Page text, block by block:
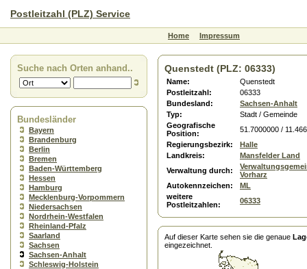
Postleitzahl (PLZ) Service
Home Impressum
Suche nach Orten anhand..
Bundesländer
Bayern
Brandenburg
Berlin
Bremen
Baden-Württemberg
Hessen
Hamburg
Mecklenburg-Vorpommern
Niedersachsen
Nordrhein-Westfalen
Rheinland-Pfalz
Saarland
Sachsen
Sachsen-Anhalt
Schleswig-Holstein
Quenstedt (PLZ: 06333)
Name:
Quenstedt
Postleitzahl:
06333
Bundesland:
Sachsen-Anhalt
Typ:
Stadt / Gemeinde
Geografische
Position:
51.7000000 /
Regierungsbezirk:
Halle
Landkreis:
Mansfelder Land
Verwaltung durch:
Vorharz
Autokennzeichen:
ML
weitere
Postleitzahlen:
06333
Auf dieser Karte sehen sie die genaue
eingezeichnet.